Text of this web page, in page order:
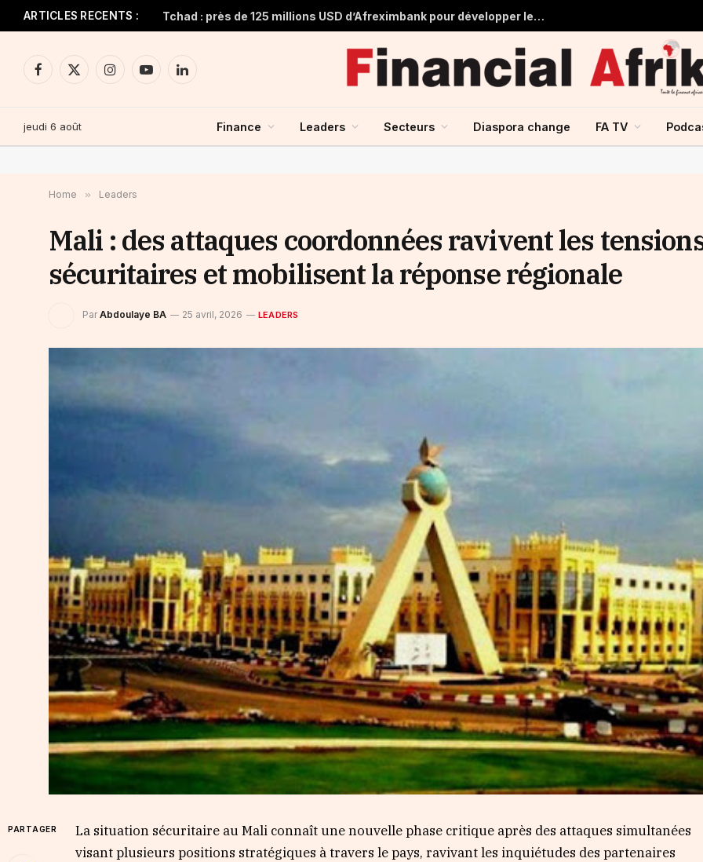
ARTICLES RECENTS : Tchad : près de 125 millions USD d’Afreximbank pour développer les infrastructures et le commerce
Facebook
X
InstagramYouTubeLinkedIn
jeudi 6 août Finance Leaders Secteurs Diaspora change FA TV
Home » Leaders
Mali : des attaques coordonnées ravivent les
sécuritaires et mobilisent la réponse régionale
Par Abdoulaye BA 25 avril, 2026 LEADERS
PARTAGER
La situation sécuritaire au Mali connaît une nouvelle phase critique après des attaques simultanées
visant plusieurs positions stratégiques à travers le pays, ravivant les inquiétudes des partenaires